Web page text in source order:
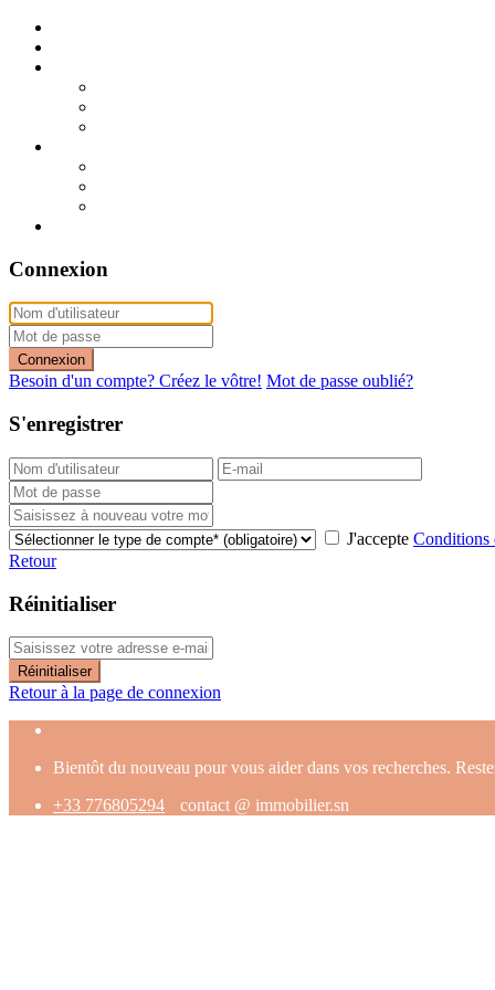
Connexion
Connexion
Besoin d'un compte? Créez le vôtre! Mot de passe oublié?
S'enregistrer
J'accepte Conditions
Retour
Réinitialiser
Réinitialiser
Retour à la page de connexion
Bientôt du nouveau pour vous aider dans vos recherches.
+33 776805294
contact @ immobilier.sn